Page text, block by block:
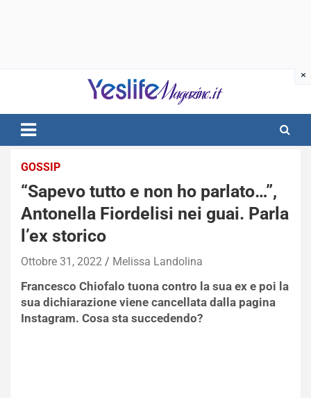
notizie di intrattenimento
GOSSIP
“Sapevo tutto e non ho parlato…”,
Antonella Fiordelisi nei guai. Parla
l’ex storico
Ottobre 31, 2022 Melissa Landolina
Francesco Chiofalo tuona contro la sua ex e poi la
sua dichiarazione viene cancellata dalla pagina
Instagram. Cosa sta succedendo?